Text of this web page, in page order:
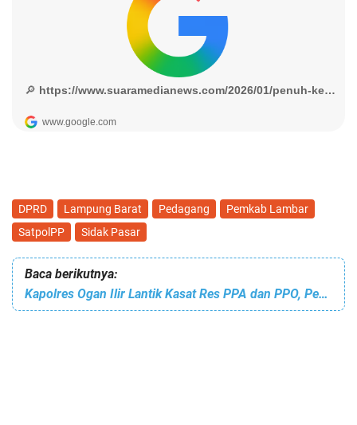
DPRD Lampung Barat Pedagang
Pemkab Lambar
SatpolPP
Sidak Pasar
Baca berikutnya:
Kapolres Ogan Ilir Lantik Kasat Res PPA dan PPO, Perkuat Perlindungan Perempuan dan Anak